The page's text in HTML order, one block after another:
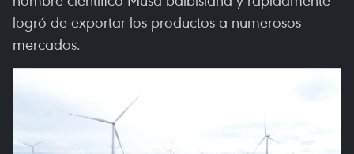
logró de exportar los productos a numerosos
mercados.